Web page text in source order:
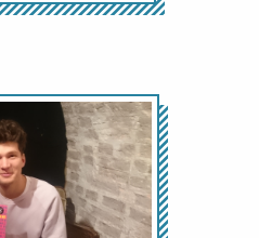
Audio-
Player